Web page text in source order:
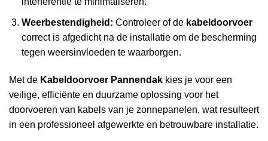
Weerbestendigheid: Controleer of de kabeldoorvoer
correct is afgedicht na de installatie om de bescherming
tegen weersinvloeden te waarborgen.
Met de Kabeldoorvoer Pannendak kies je voor een
veilige, efficiënte en duurzame oplossing voor het
doorvoeren van kabels van je zonnepanelen, wat resulteert
in een professioneel afgewerkte en betrouwbare installatie.